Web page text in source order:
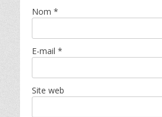
Nom *
E-mail *
Site web